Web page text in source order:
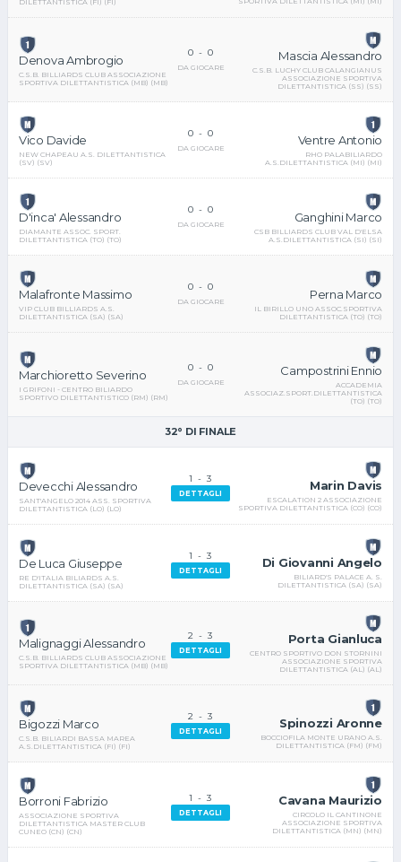
DILETTANTISTICA (FI) (FI)
Denova Ambrogio
C.S.B. BILLIARDS CLUB ASSOCIAZIONE
SPORTIVA DILETTANTISTICA (MB) (MB)
0 - 0
DA GIOCARE
Mascia Alessandro
C.S.B. LUCHY CLUB CALANGIANUS
ASSOCIAZIONE SPORTIVA
DILETTANTISTICA (SS) (SS)
Vico Davide
NEW CHAPEAU A.S. DILETTANTISTICA
(SV) (SV)
0 - 0
DA GIOCARE
Ventre Antonio
RHO PALABILIARDO
A.S.DILETTANTISTICA (MI) (MI)
D'inca' Alessandro
DIAMANTE ASSOC. SPORT.
DILETTANTISTICA (TO) (TO)
0 - 0
DA GIOCARE
Ganghini Marco
CSB BILLIARDS CLUB VAL D'ELSA
A.S.DILETTANTISTICA (SI) (SI)
Malafronte Massimo
VIP CLUB BILLIARDS A.S.
DILETTANTISTICA (SA) (SA)
0 - 0
DA GIOCARE
Perna Marco
IL BIRILLO UNO ASSOC.SPORTIVA
DILETTANTISTICA (TO) (TO)
Marchioretto Severino
I GRIFONI - CENTRO BILIARDO
SPORTIVO DILETTANTISTICO (RM) (RM)
0 - 0
DA GIOCARE
Campostrini Ennio
ACCADEMIA
ASSOCIAZ.SPORT.DILETTANTISTICA
(TO) (TO)
32° DI FINALE
Devecchi Alessandro
SANT'ANGELO 2014 ASS. SPORTIVA
DILETTANTISTICA (LO) (LO)
1 -3
DETTAGLI
Marin Davis
ESCALATION 2 ASSOCIAZIONE
SPORTIVA DILETTANTISTICA (CO) (CO)
De Luca Giuseppe
RE D'ITALIA BILIARDS A.S.
DILETTANTISTICA (SA) (SA)
1 -3
DETTAGLI
Di Giovanni Angelo
BILIARD'S PALACE A. S.
DILETTANTISTICA (SA) (SA)
Malignaggi Alessandro
C.S.B. BILLIARDS CLUB ASSOCIAZIONE
SPORTIVA DILETTANTISTICA (MB) (MB)
2 -3
DETTAGLI
Porta Gianluca
CENTRO SPORTIVO DON STORNINI
ASSOCIAZIONE SPORTIVA
DILETTANTISTICA (AL) (AL)
Bigozzi Marco
C.S.B. BILIARDI BASSA MAREA
A.S.DILETTANTISTICA (FI) (FI)
2 -3
DETTAGLI
Spinozzi Aronne
BOCCIOFILA MONTE URANO A.S.
DILETTANTISTICA (FM) (FM)
Borroni Fabrizio
ASSOCIAZIONE SPORTIVA
DILETTANTISTICA MASTER CLUB
CUNEO (CN) (CN)
1 -3
DETTAGLI
Cavana Maurizio
CIRCOLO IL CANTINONE
ASSOCIAZIONE SPORTIVA
DILETTANTISTICA (MN) (MN)